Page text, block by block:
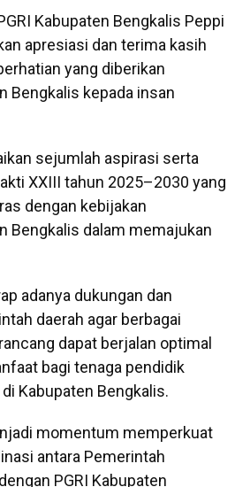
Kabupaten Bengkalis Peppi
apresiasi dan terima kasih
yang diberikan
Bengkalis kepada insan
sejumlah aspirasi serta
XXIII tahun 2025–2030 yang
dengan kebijakan
Bengkalis dalam memajukan
adanya dukungan dan
daerah agar berbagai
dapat berjalan optimal
bagi tenaga pendidik
Kabupaten Bengkalis.
momentum memperkuat
antara Pemerintah
PGRI Kabupaten